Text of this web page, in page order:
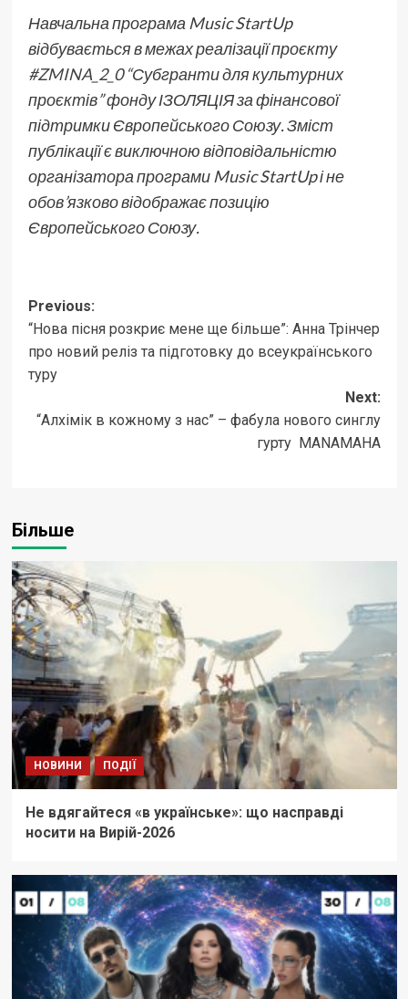
Навчальна програма Music StartUp
відбувається в межах реалізації проєкту
#ZMINA_2_0“Субгранти для культурних
проєктів” фонду ІЗОЛЯЦІЯ за фінансової
підтримки Європейського Союзу. Зміст
публікації є виключною відповідальністю
організатора програми Music StartUp і не
обов’язково відображає позицію
Європейського Союзу.
Post
navigation
Previous:
“Нова пісня розкриє мене ще більше”: Анна Трінчер
про новий реліз та підготовку до всеукраїнського
туру
Next:
“Алхімік в кожному з нас” – фабула нового синглу
гурту MANAMAHA
Більше
НОВИНИ ПОДІЇ
Не вдягайтеся «в українське»: що насправді
носити на Вирій-2026